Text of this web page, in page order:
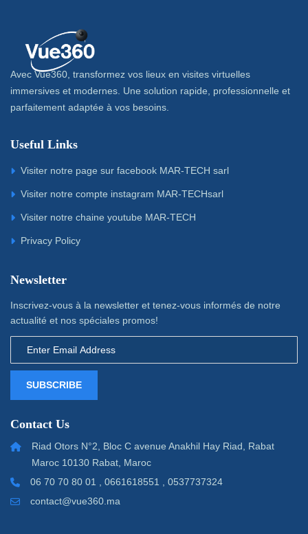
Avec Vue360, transformez vos lieux en visites virtuelles
immersives et modernes. Une solution rapide, professionnelle et
parfaitement adaptée à vos besoins.
Useful Links
Visiter notre page sur facebook MAR-TECH sarl
Visiter notre compte instagram MAR-TECHsarl
Visiter notre chaine youtube MAR-TECH
Privacy Policy
Newsletter
Inscrivez-vous à la newsletter et tenez-vous informés de notre
actualité et nos spéciales promos!
SUBSCRIBE
Contact Us
Riad Otors N°2, Bloc C avenue Anakhil Hay Riad, Rabat
Maroc 10130 Rabat, Maroc
06 70 70 80 01 , 0661618551 , 0537737324
contact@vue360.ma